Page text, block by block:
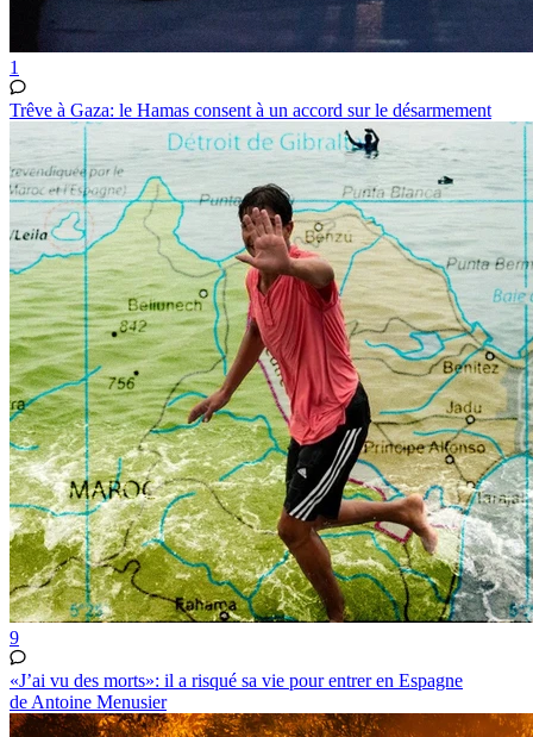
1
Trêve à Gaza: le Hamas consent à un accord sur le désarmement
9
«J’ai vu des morts»: il a risqué sa vie pour entrer en Espagne
de Antoine Menusier